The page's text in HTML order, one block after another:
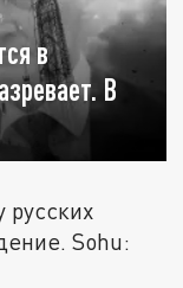
в
В
русских
Sohu: